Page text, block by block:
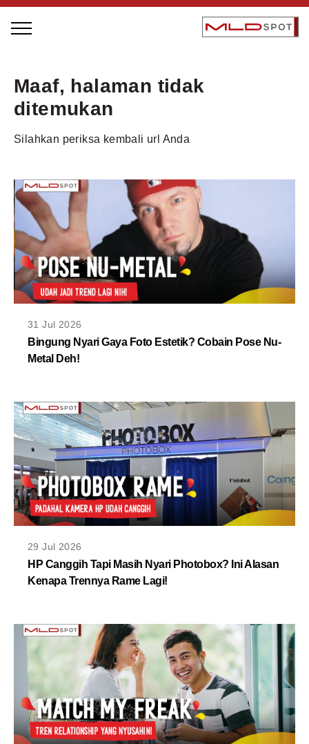
LOCAL GREATNESS
INSPIRING PRODUCTS
INSPIRING COMMUNITIES
TRENDING
EVENTS
MLDPODCAST
VIDEOS
MLDPOINTS
Maaf, halaman tidak
ditemukan
Silahkan periksa kembali url Anda
31 Jul 2026
Bingung Nyari Gaya Foto Estetik? Cobain Pose Nu-
Metal Deh!
29 Jul 2026
HP Canggih Tapi Masih Nyari Photobox? Ini Alasan
Kenapa Trennya Rame Lagi!